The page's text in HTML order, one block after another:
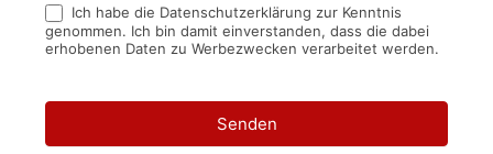
Ich habe die Datenschutzerklärung zur Kenntnis
genommen. Ich bin damit einverstanden, dass die dabei
erhobenen Daten zu Werbezwecken verarbeitet werden.
Senden